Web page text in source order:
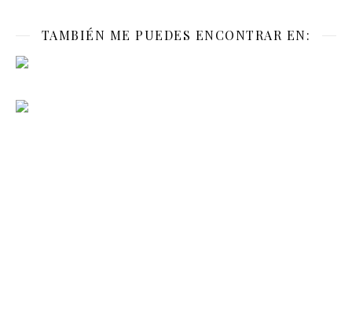
TAMBIÉN ME PUEDES ENCONTRAR EN: